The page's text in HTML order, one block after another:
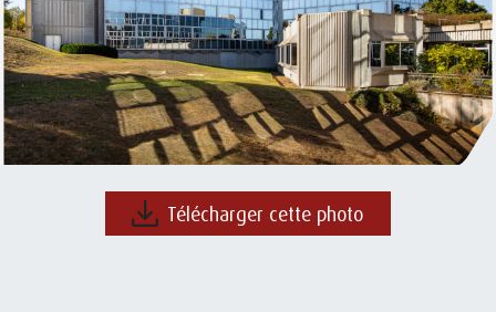
Télécharger cette photo